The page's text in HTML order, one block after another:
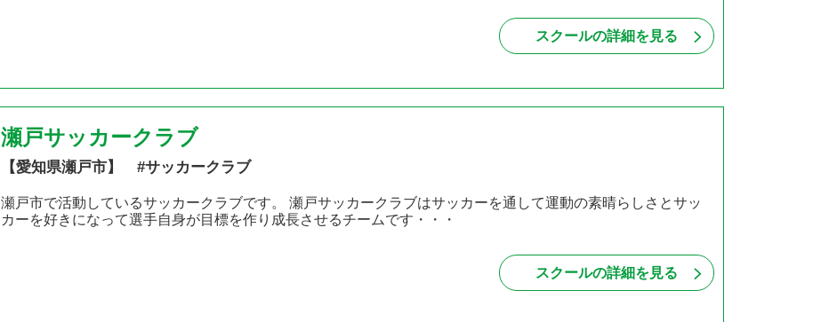
スクールの詳細を見る
瀬戸サッカークラブ
【愛知県瀬戸市】 #サッカークラブ
瀬戸市で活動しているサッカークラブです。 瀬戸サッカークラブはサッカーを通して運動の素晴らしさとサッ
カーを好きになって選手自身が目標を作り成長させるチームです・・・
スクールの詳細を見る